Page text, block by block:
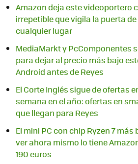
Amazon deja este videoportero
irrepetible que vigila la puerta
cualquier lugar
MediaMarkt y PcComponentes
para dejar al precio más bajo
Android antes de Reyes
El Corte Inglés sigue de ofertas
semana en el año: ofertas en
que llegan para Reyes
El mini PC con chip Ryzen 7
ver ahora mismo lo tiene
190 euros